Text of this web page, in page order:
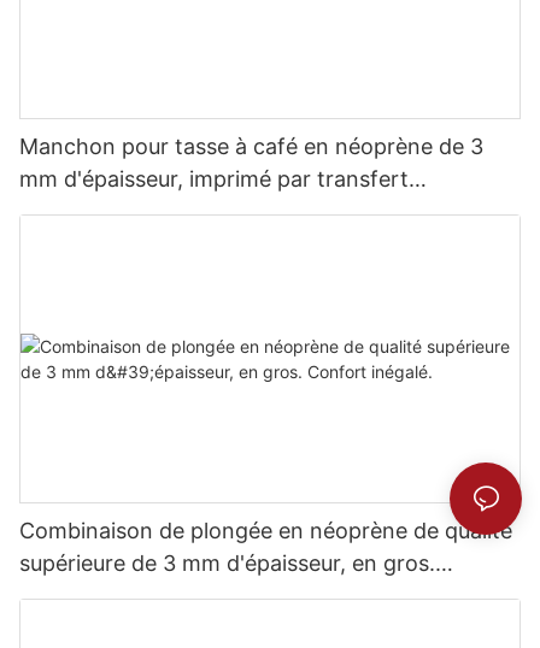
Manchon pour tasse à café en néoprène de 3
mm d'épaisseur, imprimé par transfert
thermique.
Combinaison de plongée en néoprène de qualité
supérieure de 3 mm d'épaisseur, en gros.
Confort inégalé.